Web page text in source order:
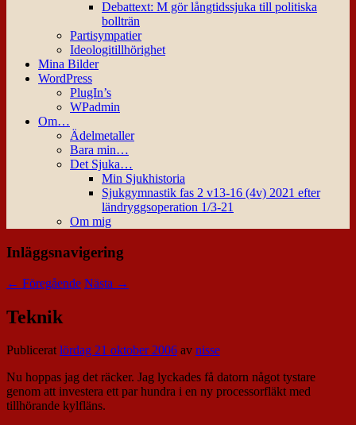
Debattext: M gör långtidssjuka till politiska
bollträn
Partisympatier
Ideologitillhörighet
Mina Bilder
WordPress
PlugIn’s
WPadmin
Om…
Ädelmetaller
Bara min…
Det Sjuka…
Min Sjukhistoria
Sjukgymnastik fas 2 v13-16 (4v) 2021 efter
ländryggsoperation 1/3-21
Om mig
Inläggsnavigering
← Föregående Nästa →
Teknik
Publiceratlördag 21 oktober 2006 av nisse
Nu hoppas jag det räcker. Jag lyckades få datorn något tystare
genom att investera ett par hundra i en ny processorfläkt med
tillhörande kylfläns.